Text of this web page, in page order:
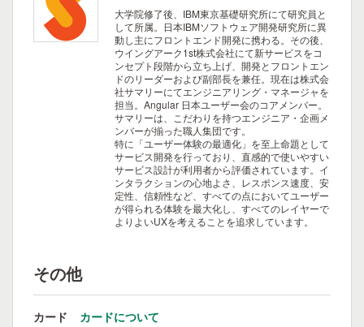
大学院修了後、IBM東京基礎研究所にて研究員と
して所属。日本IBMソフトウェア開発研究所に異
動し主にフロントエンド開発に携わる。その後、
ウイングアーク1st株式会社にて新サービスをコ
ンセプト段階から立ち上げ、開発とフロントエン
ドのリーダーおよび副部長を兼任。現在は株式会
社サマリーにてエンジニアリング・マネージャを
担当。Angular 日本ユーザー会のコアメンバー。
サマリーは、こだわりを持つエンジニア・企画メ
ンバーが揃った職人集団です。
特に「ユーザー体験の最適化」を至上命題として
サービス開発を行っており、直感的で使いやすい
サービス設計が利用者から評価されています。イ
ンタラクションの心地よさ、レスポンス速度、安
定性、信頼性など、すべての点においてユーザー
が得られる体験を最大化し、すべてのレイヤーで
よりよいUXを考えることを追求しています。
その他
カード カードについて